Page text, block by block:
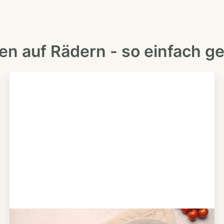
auf Rädern - so einfach